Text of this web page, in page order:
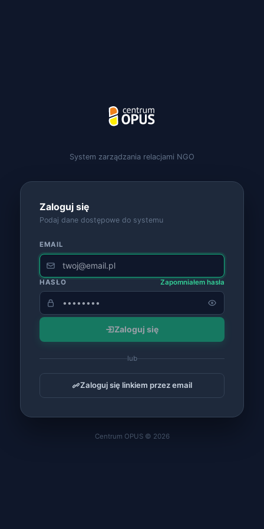
System zarządzania relacjami NGO
Zaloguj się
Podaj dane dostępowe do systemu
EMAIL
HASŁO Zapomniałem hasła
Zaloguj się
lub
Zaloguj się linkiem przez email
Centrum OPUS © 2026